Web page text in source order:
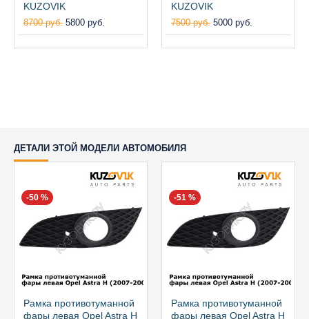
KUZOVIK
8700 руб. 5800 руб.
KUZOVIK
7500 руб. 5000 руб.
ДЕТАЛИ ЭТОЙ МОДЕЛИ АВТОМОБИЛЯ
-50 %
Рамка противотуманной
фары левая Opel Astra H
-51 %
Рамка противотуманной
фары левая Opel Astra H